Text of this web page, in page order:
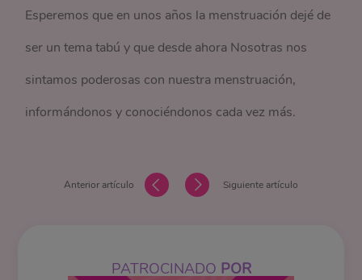
Esperemos que en unos años la menstruación dejé de
ser un tema tabú y que desde ahora Nosotras nos
sintamos poderosas con nuestra menstruación,
informándonos y conociéndonos cada vez más.
Anterior artículo Siguiente artículo
PATROCINADO POR